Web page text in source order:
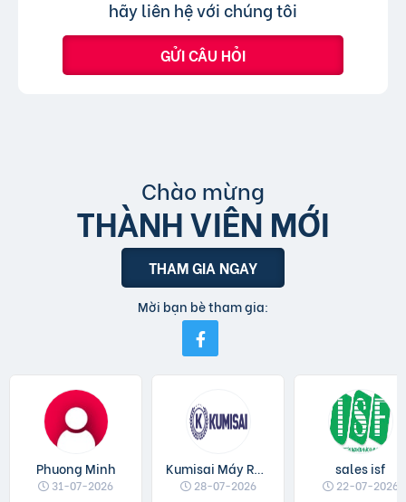
hãy liên hệ với chúng tôi
GỬI CÂU HỎI
Chào mừng
THÀNH VIÊN MỚI
THAM GIA NGAY
Mời bạn bè tham gia:
Phuong Minh
31-07-2026
Kumisai Máy Rửa Xe
28-07-2026
sales isf
22-07-2026